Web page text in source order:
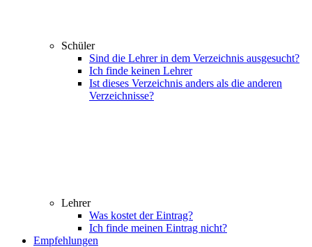
Schüler
Sind die Lehrer in dem Verzeichnis ausgesucht?
Ich finde keinen Lehrer
Ist dieses Verzeichnis anders als die anderen
Verzeichnisse?
Lehrer
Was kostet der Eintrag?
Ich finde meinen Eintrag nicht?
Empfehlungen